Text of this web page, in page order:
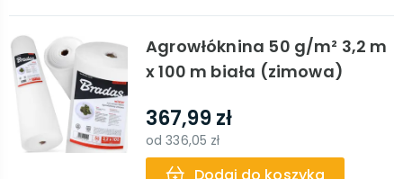
Agrowłóknina 50 g/m² 3,2 m
x 100 m biała (zimowa)
367,99 zł
od336,05 zł
Dodaj do koszyka